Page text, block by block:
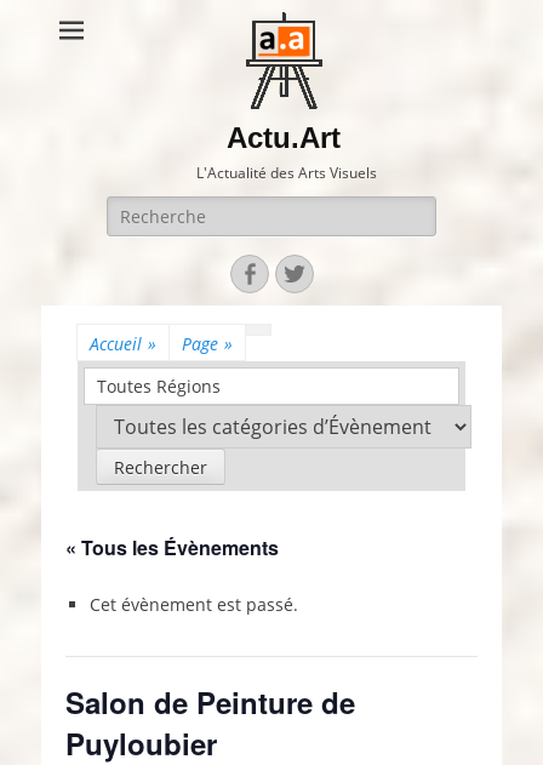
Actu.Art
L'Actualité des Arts Visuels
Recherche
pour:
Facebook
Twitter
Accueil » Page »
Toutes Régions
« Tous les Évènements
Cet évènement est passé.
Salon de Peinture de
Puyloubier